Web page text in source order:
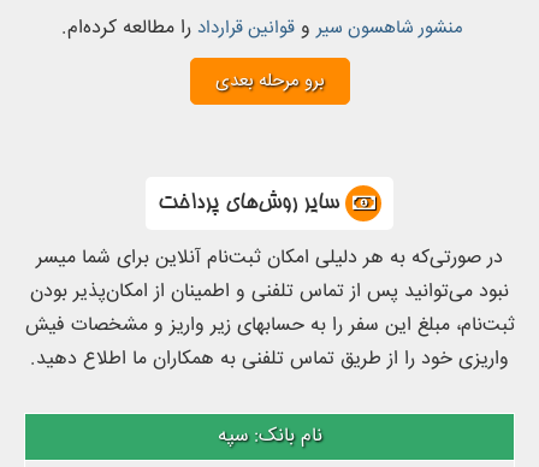
منشور شاهسون سیرو قوانین قرارداد را مطالعه کرده‌ام.
سایر روش‌های پرداخت
در صورتی‌که به هر دلیلی امکان ثبت‌نام آنلاین برای شما میسر
نبود می‌توانید پس از تماس تلفنی و اطمینان از امکان‌پذیر بودن
ثبت‌نام، مبلغ این سفر را به حسابهای زیر واریز و مشخصات فیش
واریزی خود را از طریق تماس تلفنی به همکاران ما اطلاع دهید.
سپه